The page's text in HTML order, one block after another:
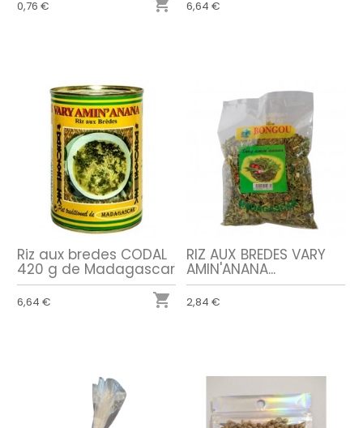
0,76 € 6,64 €
Riz aux bredes CODAL
420 g de Madagascar
6,64 € 
RIZ AUX BREDES VARY
AMIN'ANANA...
2,84 €